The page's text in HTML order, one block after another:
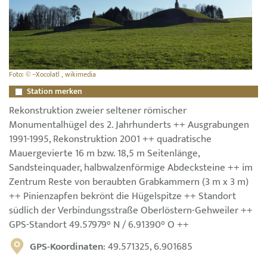
Foto: © --Xocolatl , wikimedia
Station merken
Rekonstruktion zweier seltener römischer
Monumentalhügel des 2. Jahrhunderts ++ Ausgrabungen
1991-1995, Rekonstruktion 2001 ++ quadratische
Mauergevierte 16 m bzw. 18,5 m Seitenlänge,
Sandsteinquader, halbwalzenförmige Abdecksteine ++ im
Zentrum Reste von beraubten Grabkammern (3 m x 3 m)
++ Pinienzapfen bekrönt die Hügelspitze ++ Standort
südlich der Verbindungsstraße Oberlöstern-Gehweiler ++
GPS-Standort 49.57979° N / 6.91390° O ++
GPS-Koordinaten: 49.571325, 6.901685